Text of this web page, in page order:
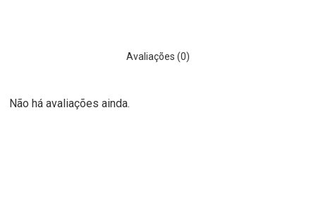
Avaliações (0)
Não há avaliações ainda.